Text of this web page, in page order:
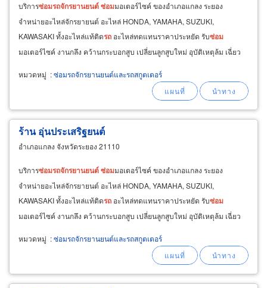
บริการซ่อมรถจักรยานยนต์ซ่อมมอเตอร์ไซค์ ของอำเภอแกลง ระยอง
จำหน่ายอะไหล่จักรยายนต์ อะไหล่ HONDA, YAMAHA, SUZUKI,
KAWASAKI ทั้งอะไหล่แท้ติดรถ อะไหล่ทดแทนราคาประหยัด รับซ่อม
มอเตอร์ไซค์ งานกลึง คว้านกระบอกสูบ เปลี่ยนลูกสูบใหม่ อุบัติเหตุล้ม เฉี่ยว
หมวดหมู่ :ซ่อมรถจักรยานยนต์และรถสกูตเตอร์
ร้าน อุ่นประเสริฐยนต์
อำเภอแกลง จังหวัดระยอง 21110
บริการซ่อมรถจักรยานยนต์ซ่อมมอเตอร์ไซค์ ของอำเภอแกลง ระยอง
จำหน่ายอะไหล่จักรยายนต์ อะไหล่ HONDA, YAMAHA, SUZUKI,
KAWASAKI ทั้งอะไหล่แท้ติดรถ อะไหล่ทดแทนราคาประหยัด รับซ่อม
มอเตอร์ไซค์ งานกลึง คว้านกระบอกสูบ เปลี่ยนลูกสูบใหม่ อุบัติเหตุล้ม เฉี่ยว
หมวดหมู่ :ซ่อมรถจักรยานยนต์และรถสกูตเตอร์